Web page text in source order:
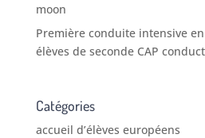
moon
Première conduite intensive
élèves de seconde CAP
Catégories
accueil d’élèves européens